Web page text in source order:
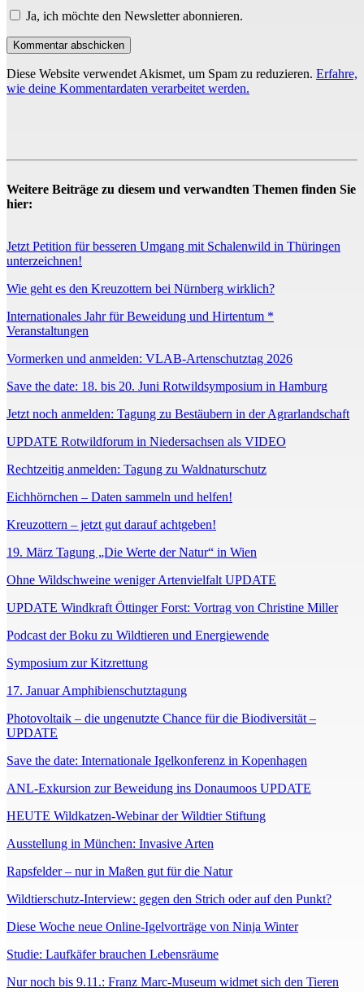
Ja, ich möchte den Newsletter abonnieren.
Diese Website verwendet Akismet, um Spam zu reduzieren. Erfahre,
wie deine Kommentardaten verarbeitet werden.
Weitere Beiträge zu diesem und verwandten Themen finden Sie
hier:
Jetzt Petition für besseren Umgang mit Schalenwild in Thüringen
unterzeichnen!
Wie geht es den Kreuzottern bei Nürnberg wirklich?
Internationales Jahr für Beweidung und Hirtentum *
Veranstaltungen
Vormerken und anmelden: VLAB-Artenschutztag 2026
Save the date: 18. bis 20. Juni Rotwildsymposium in Hamburg
Jetzt noch anmelden: Tagung zu Bestäubern in der Agrarlandschaft
UPDATE Rotwildforum in Niedersachsen als VIDEO
Rechtzeitig anmelden: Tagung zu Waldnaturschutz
Eichhörnchen – Daten sammeln und helfen!
Kreuzottern – jetzt gut darauf achtgeben!
19. März Tagung „Die Werte der Natur“ in Wien
Ohne Wildschweine weniger Artenvielfalt UPDATE
UPDATE Windkraft Öttinger Forst: Vortrag von Christine Miller
Podcast der Boku zu Wildtieren und Energiewende
Symposium zur Kitzrettung
17. Januar Amphibienschutztagung
Photovoltaik – die ungenutzte Chance für die Biodiversität –
UPDATE
Save the date: Internationale Igelkonferenz in Kopenhagen
ANL-Exkursion zur Beweidung ins Donaumoos UPDATE
HEUTE Wildkatzen-Webinar der Wildtier Stiftung
Ausstellung in München: Invasive Arten
Rapsfelder – nur in Maßen gut für die Natur
Wildtierschutz-Interview: gegen den Strich oder auf den Punkt?
Diese Woche neue Online-Igelvorträge von Ninja Winter
Studie: Laufkäfer brauchen Lebensräume
Nur noch bis 9.11.: Franz Marc-Museum widmet sich den Tieren